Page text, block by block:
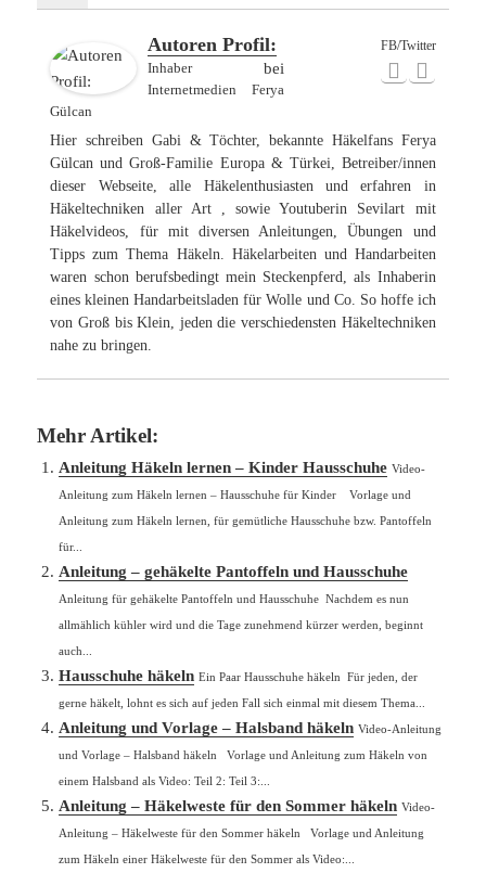
FB/Twitter
Autoren Profil:
Inhaberbei
Internetmedien Ferya
Gülcan
Hier schreiben Gabi & Töchter, bekannte Häkelfans Ferya
Gülcan und Groß-Familie Europa & Türkei, Betreiber/innen
dieser Webseite, alle Häkelenthusiasten und erfahren in
Häkeltechniken aller Art , sowie Youtuberin Sevilart mit
Häkelvideos, für mit diversen Anleitungen, Übungen und
Tipps zum Thema Häkeln. Häkelarbeiten und Handarbeiten
waren schon berufsbedingt mein Steckenpferd, als Inhaberin
eines kleinen Handarbeitsladen für Wolle und Co. So hoffe ich
von Groß bis Klein, jeden die verschiedensten Häkeltechniken
nahe zu bringen.
Mehr Artikel:
Anleitung Häkeln lernen – Kinder Hausschuhe Video-
Anleitung zum Häkeln lernen – Hausschuhe für Kinder Vorlage und
Anleitung zum Häkeln lernen, für gemütliche Hausschuhe bzw. Pantoffeln
für...
Anleitung – gehäkelte Pantoffeln und Hausschuhe
Anleitung für gehäkelte Pantoffeln und Hausschuhe Nachdem es nun
allmählich kühler wird und die Tage zunehmend kürzer werden, beginnt
auch...
Hausschuhe häkeln Ein Paar Hausschuhe häkeln Für jeden, der
gerne häkelt, lohnt es sich auf jeden Fall sich einmal mit diesem Thema...
Anleitung und Vorlage – Halsband häkeln Video-Anleitung
und Vorlage – Halsband häkeln Vorlage und Anleitung zum Häkeln von
einem Halsband als Video: Teil 2: Teil 3:...
Anleitung – Häkelweste für den Sommer häkeln Video-
Anleitung – Häkelweste für den Sommer häkeln Vorlage und Anleitung
zum Häkeln einer Häkelweste für den Sommer als Video:...